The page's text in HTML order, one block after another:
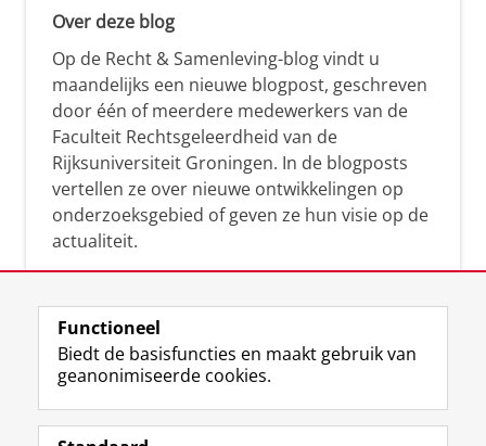
Over deze blog
Op de Recht & Samenleving-blog vindt u
maandelijks een nieuwe blogpost, geschreven
door één of meerdere medewerkers van de
Faculteit Rechtsgeleerdheid van de
Rijksuniversiteit Groningen. In de blogposts
vertellen ze over nieuwe ontwikkelingen op
onderzoeksgebied of geven ze hun visie op de
actualiteit.
Volg de RUG
F
a
L
i
R
S
I
n
Y
o
Functioneel
Biedt de basisfuncties en maakt gebruik van
geanonimiseerde cookies.